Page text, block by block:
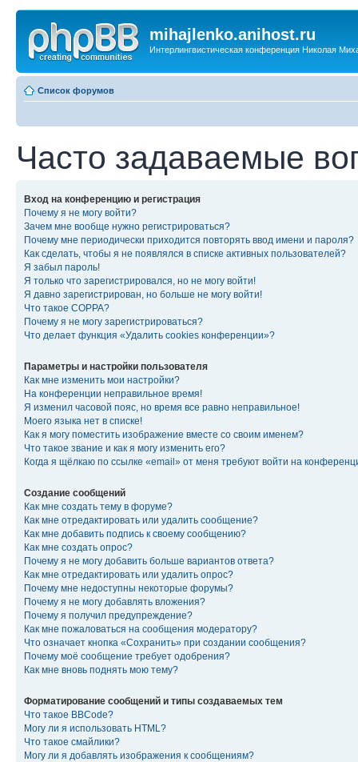
mihajlenko.anihost.ru
Интерлингвистическая конференция Николая
Список форумов
Часто задаваемые
Вход на конференцию и регистрация
Почему я не могу войти?
Зачем мне вообще нужно регистрироваться?
Почему мне периодически приходится повторять ввод имени и пароля?
Как сделать, чтобы я не появлялся в списке активных пользователей?
Я забыл пароль!
Я только что зарегистрировался, но не могу войти!
Я давно зарегистрирован, но больше не могу войти!
Что такое COPPA?
Почему я не могу зарегистрироваться?
Что делает функция «Удалить cookies конференции»?
Параметры и настройки пользователя
Как мне изменить мои настройки?
На конференции неправильное время!
Я изменил часовой пояс, но время все равно неправильное!
Моего языка нет в списке!
Как я могу поместить изображение вместе со своим именем?
Что такое звание и как я могу изменить его?
Когда я щёлкаю по ссылке «email» от меня требуют войти на
Создание сообщений
Как мне создать тему в форуме?
Как мне отредактировать или удалить сообщение?
Как мне добавить подпись к своему сообщению?
Как мне создать опрос?
Почему я не могу добавить больше вариантов ответа?
Как мне отредактировать или удалить опрос?
Почему мне недоступны некоторые форумы?
Почему я не могу добавлять вложения?
Почему я получил предупреждение?
Как мне пожаловаться на сообщения модератору?
Что означает кнопка «Сохранить» при создании сообщения?
Почему моё сообщение требует одобрения?
Как мне вновь поднять мою тему?
Форматирование сообщений и типы создаваемых тем
Что такое BBCode?
Могу ли я использовать HTML?
Что такое смайлики?
Могу ли я добавлять изображения к сообщениям?